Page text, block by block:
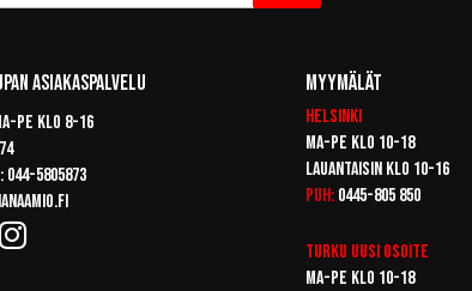
Asiakaspalvelu
pe klo 8-16
044-5805873
Myymälät
Helsinki
Ma-pe klo 10-18
Lauantaisin klo 10-16
Puh: 0445-805 850
Turku Uusi osoite
Ma-pe klo 10-18